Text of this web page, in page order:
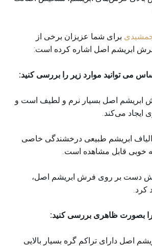
برای شما عزیزان برخی از
ابریشم اصل اشاره کرده است:
می توانید موارد زیر را بررسی کنید:
ابریشم اصل بسیار نرم و لطیف است و
می‌کند.
الیاف ابریشم طبیعی درخشندگی خاصی
به خوبی قابل مشاهده است.
دست بر روی فرش ابریشم اصل،
کرد.
را بصورت ظاهری بررسی کنید:
اصل دارای تراکم گره بسیار بالایی